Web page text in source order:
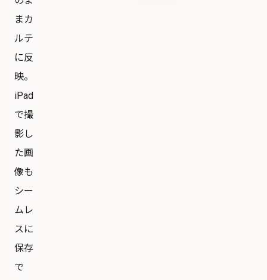
まカ
ルテ
に反
映。
iPad
で撮
影し
た画
像も
シー
ムレ
スに
保存
で